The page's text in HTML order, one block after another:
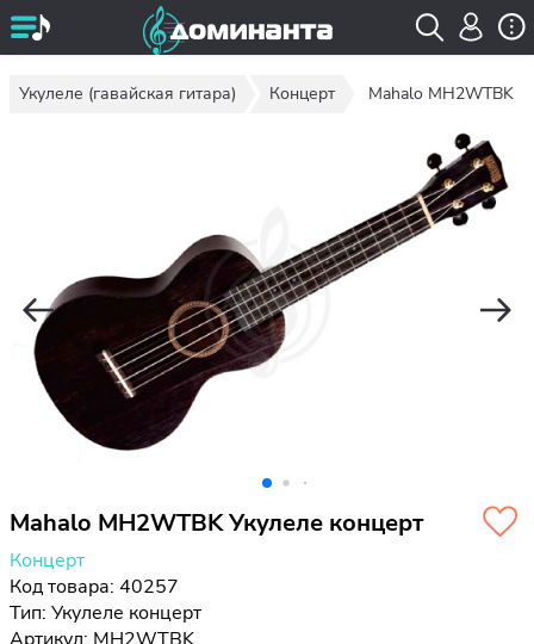
Укулеле (гавайская гитара) Концерт Mahalo MH2WTBK
Mahalo MH2WTBK Укулеле концерт
Концерт
Код товара: 40257
Тип: Укулеле концерт